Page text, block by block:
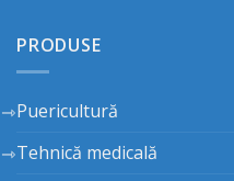
PRODUSE
Puericultură
Tehnică medicală